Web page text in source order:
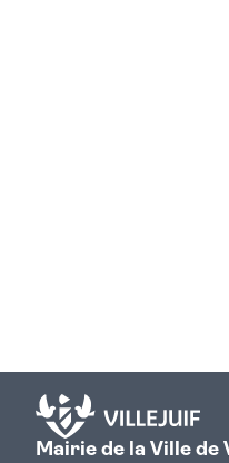
Mairie de la Ville de